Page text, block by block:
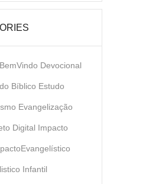
BemVindo Devocional
Bíblico Estudo
Evangelização
Digital Impacto
Infantil